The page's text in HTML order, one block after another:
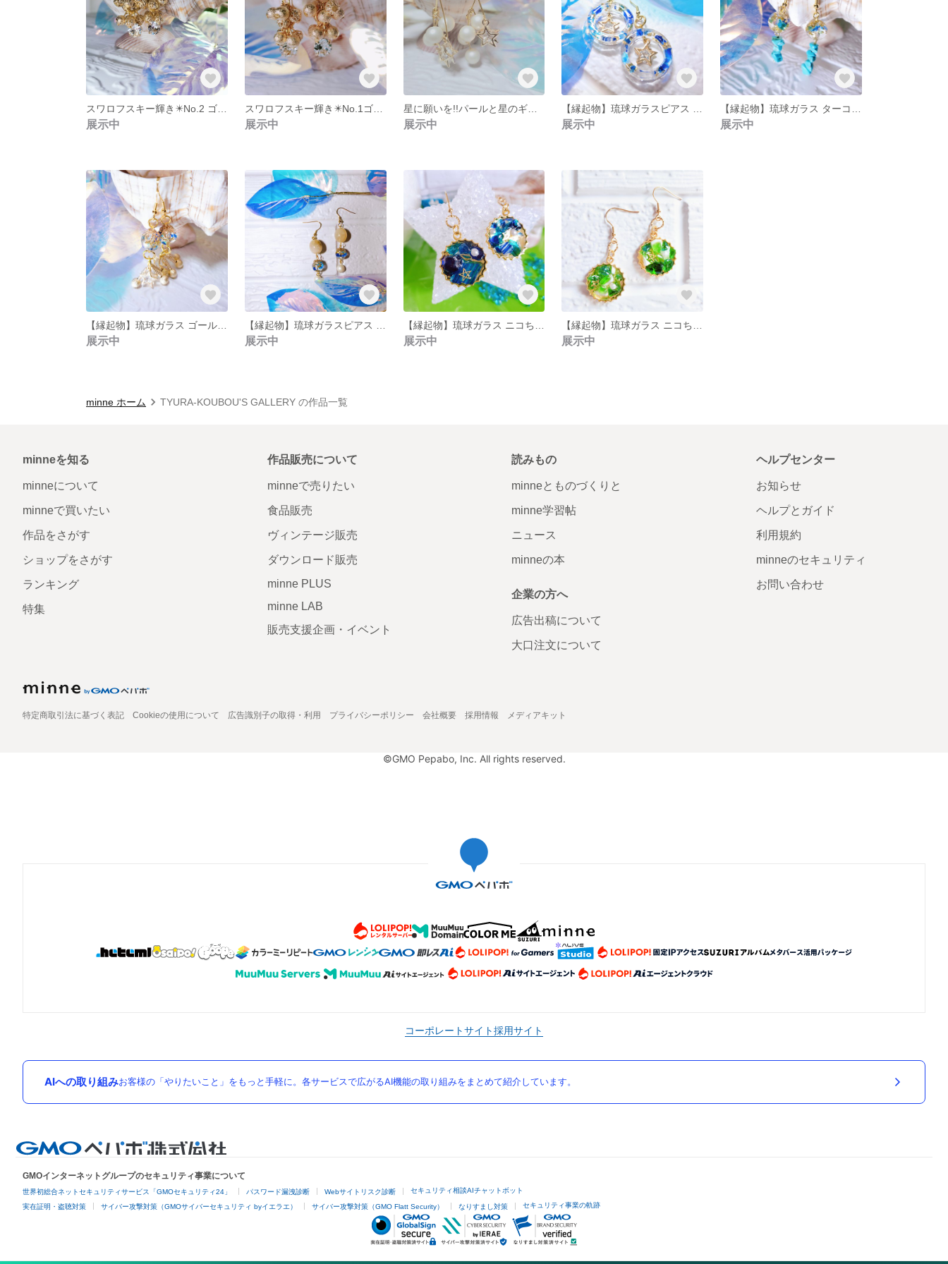
展示中
スワロフスキー輝き✴️No.1ゴールド葡萄
展示中
星に願いを!!パールと星のギザギザピアス ゴールド
展示中 展示中 展示中
展示中 展示中 展示中 展示中
minne ホーム TYURA-KOUBOU'S GALLERY の作品一覧
minneを知る
minneについて
minneで買いたい
作品をさがす
ショップをさがす
ランキング
特集
作品販売について
minneで売りたい
食品販売
ヴィンテージ販売
ダウンロード販売
minne PLUS
minne LAB
販売支援企画・イベント
読みもの
minneとものづくりと
minne学習帖
ニュース
minneの本
企業の方へ
広告出稿について
大口注文について
ヘルプセンター
お知らせ
ヘルプとガイド
利用規約
minneのセキュリティ
お問い合わせ
特定商取引法に基づく表記 Cookieの使用について 広告識別子の取得・利用 プライバシーポリシー 会社概要 採用情報 メディアキット
©GMO Pepabo, Inc. All rights reserved.
コーポレートサイト採用サイト
AIへの取り組みお客様の「やりたいこと」をもっと手軽に。各サービスで広がるAI機能の取り組みをまとめて紹介しています。
GMOインターネットグループのセキュリティ事業について
世界初総合ネットセキュリティサービス「GMOセキュリティ24」 パスワード漏洩診断 Webサイトリスク診断 セキュリティ相談AIチャットボット
実在証明・盗聴対策 サイバー攻撃対策（GMOサイバーセキュリティ byイエラエ） サイバー攻撃対策（GMO Flatt Security） なりすまし対策 セキュリティ事業の軌跡